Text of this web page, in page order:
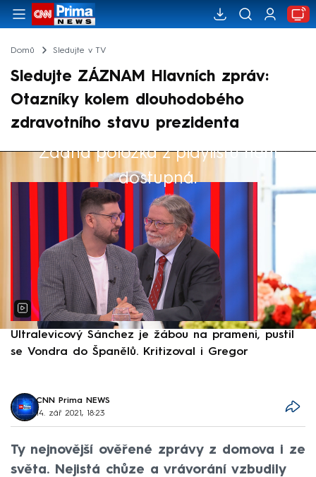
Domů Sledujte v TV
Sledujte ZÁZNAM Hlavních zpráv:
Otazníky kolem dlouhodobého
zdravotního stavu prezidenta
Žádná položka z playlistu není
dostupná.
Výběr redakce
Ultralevicový Sánchez je žábou na prameni, pustil
se Vondra do Španělů. Kritizoval i Gregor
CNN Prima NEWS
14. zář 2021, 18:23
Ty nejnovější ověřené zprávy z domova i ze
světa. Nejistá chůze a vrávorání vzbudily